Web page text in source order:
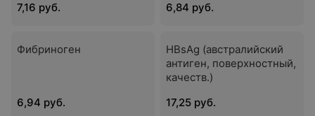
7,16 руб.
6,84 руб.
Фибриноген
6,94 руб.
HBsAg (австралийский
антиген, поверхностный,
качеств.)
17,25 руб.